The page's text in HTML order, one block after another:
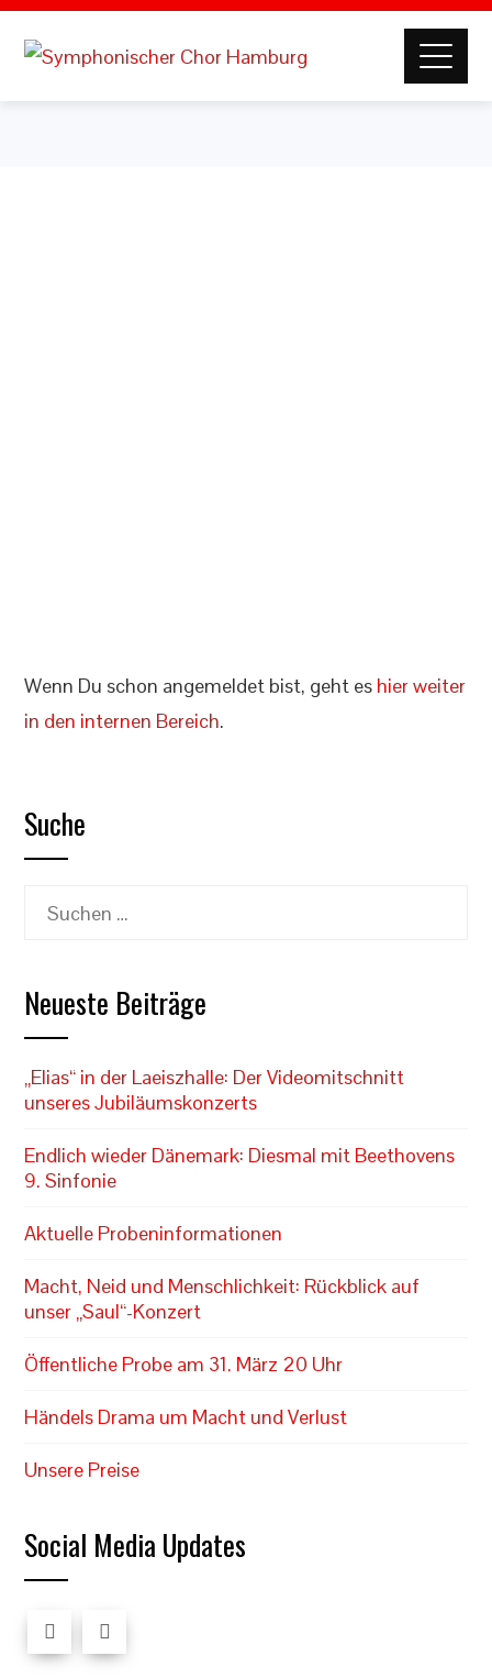
Wenn Du schon angemeldet bist, geht es hier weiter
in den internen Bereich.
Suche
Suchen
Neueste Beiträge
„Elias“ in der Laeiszhalle: Der Videomitschnitt
unseres Jubiläumskonzerts
Endlich wieder Dänemark: Diesmal mit Beethovens
9. Sinfonie
Aktuelle Probeninformationen
Macht, Neid und Menschlichkeit: Rückblick auf
unser „Saul“-Konzert
Öffentliche Probe am 31. März 20 Uhr
Händels Drama um Macht und Verlust
Unsere Preise
Social Media Updates